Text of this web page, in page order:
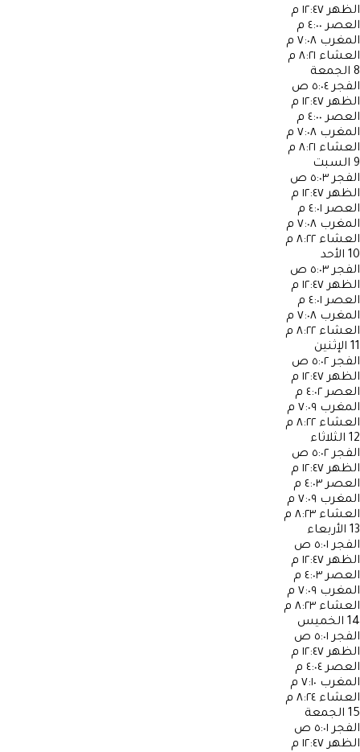
الظهر ١٢:٤٧ م
العصر ٤:٠٠ م
المغرب ٧:٠٨ م
العشاء ٨:٢١ م
8 الجمعة
الفجر ٥:٠٤ ص
الظهر ١٢:٤٧ م
العصر ٤:٠٠ م
المغرب ٧:٠٨ م
العشاء ٨:٢١ م
9 السبت
الفجر ٥:٠٣ ص
الظهر ١٢:٤٧ م
العصر ٤:٠١ م
المغرب ٧:٠٨ م
العشاء ٨:٢٢ م
10 الأحد
الفجر ٥:٠٣ ص
الظهر ١٢:٤٧ م
العصر ٤:٠١ م
المغرب ٧:٠٨ م
العشاء ٨:٢٢ م
11 الإثنين
الفجر ٥:٠٢ ص
الظهر ١٢:٤٧ م
العصر ٤:٠٢ م
المغرب ٧:٠٩ م
العشاء ٨:٢٢ م
12 الثلاثاء
الفجر ٥:٠٢ ص
الظهر ١٢:٤٧ م
العصر ٤:٠٣ م
المغرب ٧:٠٩ م
العشاء ٨:٢٣ م
13 الأربعاء
الفجر ٥:٠١ ص
الظهر ١٢:٤٧ م
العصر ٤:٠٣ م
المغرب ٧:٠٩ م
العشاء ٨:٢٣ م
14 الخميس
الفجر ٥:٠١ ص
الظهر ١٢:٤٧ م
العصر ٤:٠٤ م
المغرب ٧:١٠ م
العشاء ٨:٢٤ م
15 الجمعة
الفجر ٥:٠١ ص
الظهر ١٢:٤٧ م